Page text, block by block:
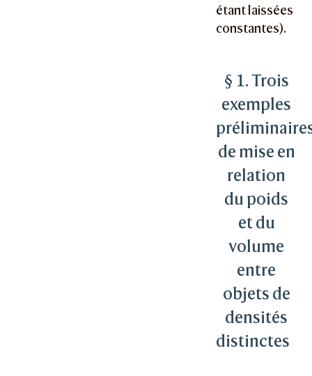
étant laissées
constantes).
§ 1. Trois
exemples
de mise en
relation
du poids
et du
volume
entre
objets de
densités
distinctes